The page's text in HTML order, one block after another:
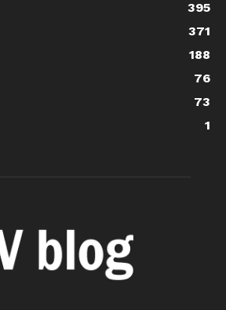
395
371
188
76
73
1